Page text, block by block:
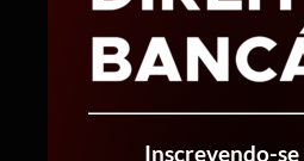
Inscrevendo-